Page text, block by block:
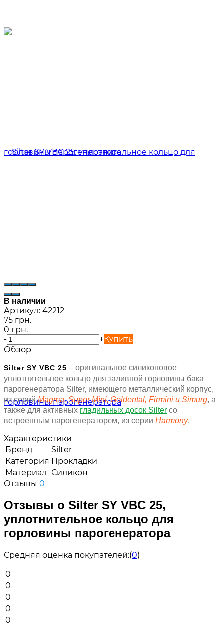
В наличии
Артикул: 42212
75 грн.
0 грн.
-
+Купить
Обзор
Silter SY VBC 25 – оригинальное силиконовое
уплотнительное кольцо для заливной горловины бака
парогенератора Silter, имеющего металлический корпус,
из серийMagma, Super Mini, Goldental, Firmini и Simurg, а
также для активных гладильных досок Silter со
встроенным парогенератором, из серии Harmony.
Характеристики
Бренд
Silter
Категория Прокладки
Материал Силикон
Отзывы 0
Отзывы о Silter SY VBC 25,
уплотнительное кольцо для
горловины парогенератора
Средняя оценка покупателей:(0)
0
0
0
0
0